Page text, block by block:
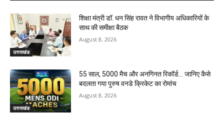
उत्तराखंड
शिक्षा मंत्री डॉ. धन सिंह रावत ने विभागीय अधिकारियों के
साथ की समीक्षा बैठक
August 8, 2026
उत्तराखंड
55 साल, 5000 मैच और अनगिनत रिकॉर्ड… जानिए कैसे
बदलता गया पुरुष वनडे क्रिकेट का रोमांच
August 8, 2026